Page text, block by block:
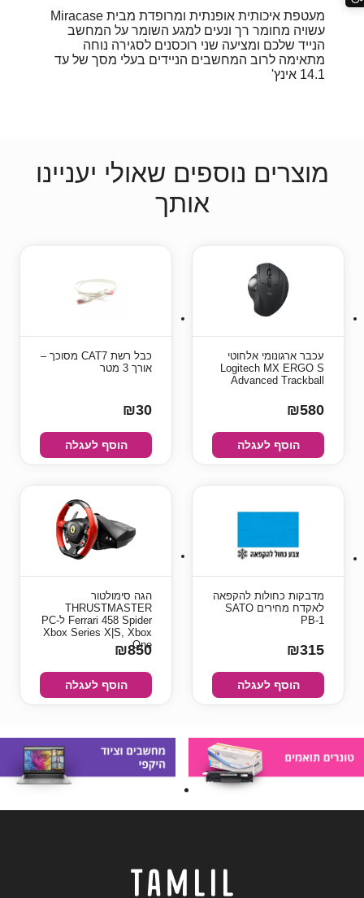
מעטפת איכותית אופנתית ומרופדת מבית Miracase
עשויה מחומר רך ונעים למגע השומר על המחשב
הנייד שלכם ומציעה שני רוכסנים לסגירה נוחה
מתאימה לרוב המחשבים הניידים בעלי מסך של עד
14.1 אינץ'
מוצרים נוספים שאולי יעניינו
אותך
עכבר ארגונומי אלחוטי
Logitech MX ERGO S
Advanced Trackball
₪580
הוסף לעגלה
כבל רשת CAT7 מסוכך –
אורך 3 מטר
₪30
הוסף לעגלה
מדבקות כחולות להקפאה
לאקדח מחירים SATO
PB-1
₪315
הוסף לעגלה
הגה סימולטור
THRUSTMASTER
Ferrari 458 Spider ל-PC
Xbox Series X|S, Xbox
One
₪850
הוסף לעגלה